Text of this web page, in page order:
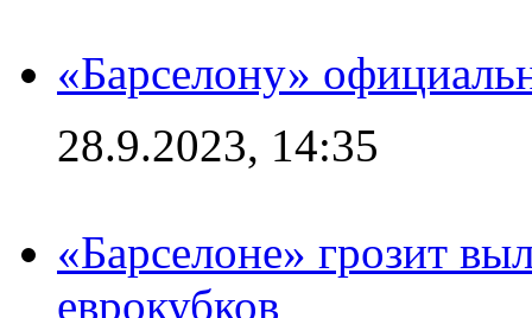
«Барселону»
28.9.2023, 14:35
«Барселоне» грозит
еврокубков